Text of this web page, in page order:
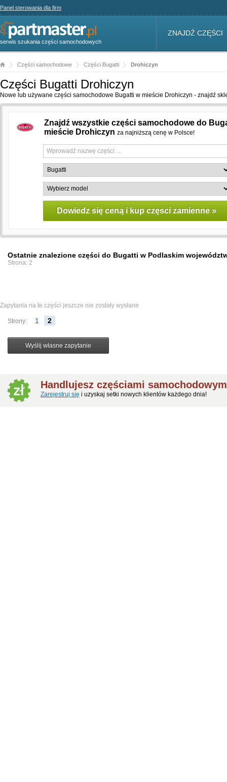
Panel sterowania dla firm
serwis szukania części samochodowych
ZNAJDŹ CZĘŚCI
Części samochodowe Części Bugatti Drohiczyn
Części Bugatti Drohiczyn
Nowe lub używane części samochodowe Bugatti w mieście Drohiczyn - znajdź
Znajdź wszystkie części samochodowe do
mieście Drohiczyn za najniższą cenę w Polsce!
Ostatnie znalezione części do Bugatti w Podlaskim
Strona: 2
Zapytania na te części jeszcze nie zostały wysłane
Strony: 1 2
Handlujesz częściami
Zarejestruj się i uzyskaj setki nowych klientów każdego dnia!